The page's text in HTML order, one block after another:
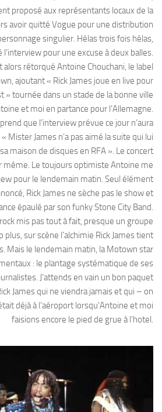
proposé aux représentants locaux de la
avoir quitté Vogue pour une distribution
singulier. Hélas trois fois hélas,
l’interview pour une excuse à deux balles.
alors rétorqué Antoine Chouchani, le label
ajoutant « Rick James joue en live pour
» tournée dans un stade de la bonne ville
et moi en partance pour l’Allemagne.
que l’interview prévue ce jour n’aura
Mister James n’a pas aimé la suite qui lui
maison de disques en RFA ». Le concert
même. Le toujours optimiste Antoine me
pour le lendemain matin. Seul élément
Rick James ne sèche pas le show et
épaulé par son funky Stone City Band.
mis pas tout à fait, presque un groupe
sur scène l’alchimie Rick James tient
Mais le lendemain matin, la Motown star
: le plantage systématique de ses
J’attends en vain un bon paquet
James qui ne viendra jamais et qui – on
déjà à l’aéroport lorsqu’Antoine et moi
faisions encore le pied de grue à l’hotel.